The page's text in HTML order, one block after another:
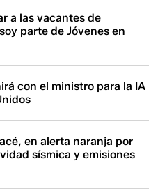
a las vacantes de
parte de Jóvenes en
con el ministro para la IA
en alerta naranja por
sísmica y emisiones